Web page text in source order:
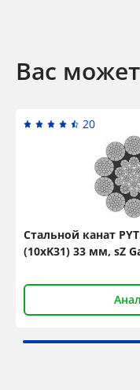
Вас
20
Стальной канат
(10xK31) 33 мм, sZ